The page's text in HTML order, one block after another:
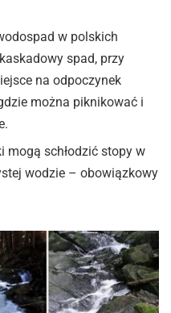
w polskich
spad, przy
na odpoczynek
można piknikować i
mogą schłodzić stopy w
wodzie – obowiązkowy